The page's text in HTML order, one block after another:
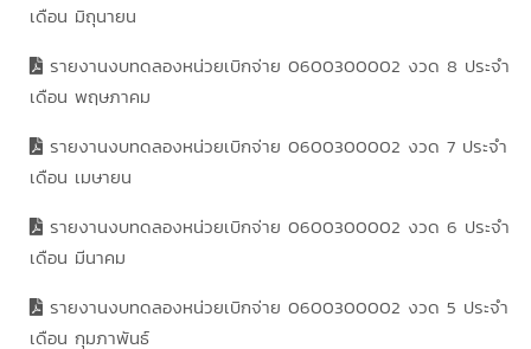
เดือน มิถุนายน
รายงานงบทดลองหน่วยเบิกจ่าย 0600300002 งวด 8 ประจำ
เดือน พฤษภาคม
รายงานงบทดลองหน่วยเบิกจ่าย 0600300002 งวด 7 ประจำ
เดือน เมษายน
รายงานงบทดลองหน่วยเบิกจ่าย 0600300002 งวด 6 ประจำ
เดือน มีนาคม
รายงานงบทดลองหน่วยเบิกจ่าย 0600300002 งวด 5 ประจำ
เดือน กุมภาพันธ์